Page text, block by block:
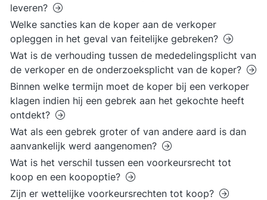
leveren?
Welke sancties kan de koper aan de verkoper
opleggen in het geval van feitelijke gebreken?
Wat is de verhouding tussen de mededelingsplicht van
de verkoper en de onderzoeksplicht van de koper?
Binnen welke termijn moet de koper bij een verkoper
klagen indien hij een gebrek aan het gekochte heeft
ontdekt?
Wat als een gebrek groter of van andere aard is dan
aanvankelijk werd aangenomen?
Wat is het verschil tussen een voorkeursrecht tot
koop en een koopoptie?
Zijn er wettelijke voorkeursrechten tot koop?